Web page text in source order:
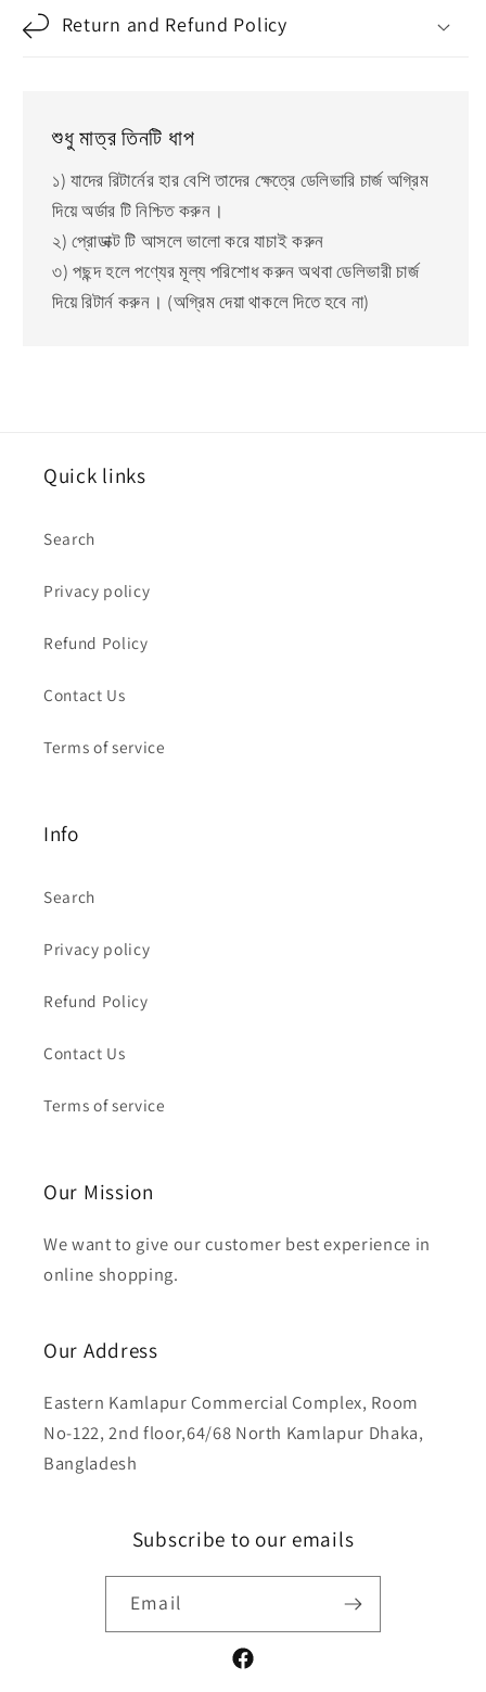
Return and Refund Policy
শুধু মাত্র তিনটি ধাপ
১) যাদের রিটার্নের হার বেশি তাদের ক্ষেত্রে ডেলিভারি চার্জ অগ্রিম
দিয়ে অর্ডার টি নিশ্চিত করুন।
২) প্রোডাক্ট টি আসলে ভালো করে যাচাই করুন
৩) পছন্দ হলে পণ্যের মূল্য পরিশোধ করুন অথবা ডেলিভারী চার্জ
দিয়ে রিটার্ন করুন। (অগ্রিম দেয়া থাকলে দিতে হবে না)
Quick links
Search
Privacy policy
Refund Policy
Contact Us
Terms of service
Info
Search
Privacy policy
Refund Policy
Contact Us
Terms of service
Our Mission
We want to give our customer best experience in
online shopping.
Our Address
Eastern Kamlapur Commercial Complex, Room
No-122, 2nd floor,64/68 North Kamlapur Dhaka,
Bangladesh
Subscribe to our emails
Email
Facebook